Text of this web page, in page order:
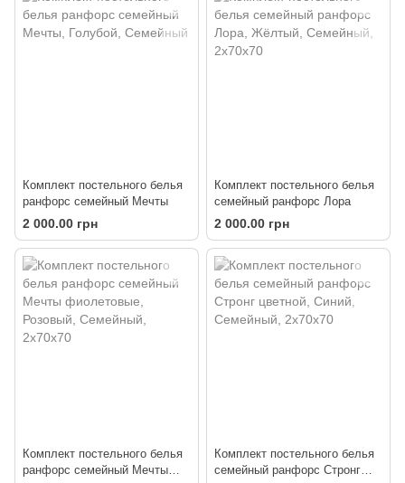
Комплект постельного белья
ранфорс семейный Мечты
2 000.00 грн
Комплект постельного белья
семейный ранфорс Лора
2 000.00 грн
Комплект постельного белья
ранфорс семейный Мечты
Комплект постельного белья
семейный ранфорс Стронг